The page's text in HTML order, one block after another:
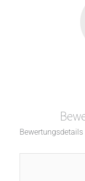
Bewertungsdetails